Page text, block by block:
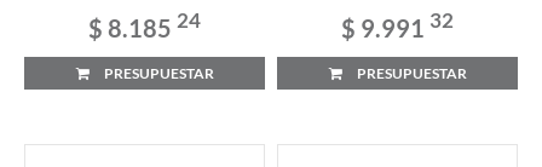
$ 8.185 24
PRESUPUESTAR
$ 9.991 32
PRESUPUESTAR